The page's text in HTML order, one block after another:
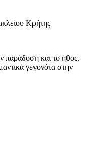
Κρήτης
παράδοση και το ήθος.
γεγονότα στην